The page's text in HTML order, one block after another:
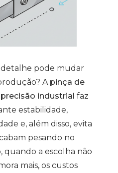
pode mudar
A pinça de
industrial faz
estabilidade,
e, além disso, evita
pesando no
quando a escolha não
mais, os custos